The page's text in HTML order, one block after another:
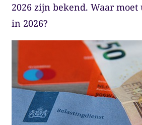
2026 zijn bekend. Waar
in 2026?